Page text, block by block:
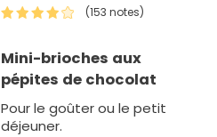
(153 notes)
Mini-brioches aux
pépites de chocolat
Pour le goûter ou le petit
déjeuner.